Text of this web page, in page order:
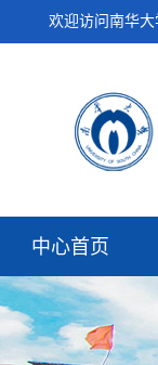
欢迎访问南华大
中心首页